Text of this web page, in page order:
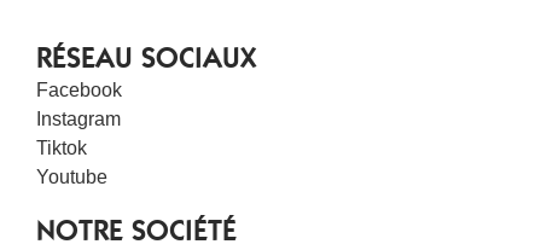
RÉSEAU SOCIAUX
Facebook
Instagram
Tiktok
Youtube
NOTRE SOCIÉTÉ